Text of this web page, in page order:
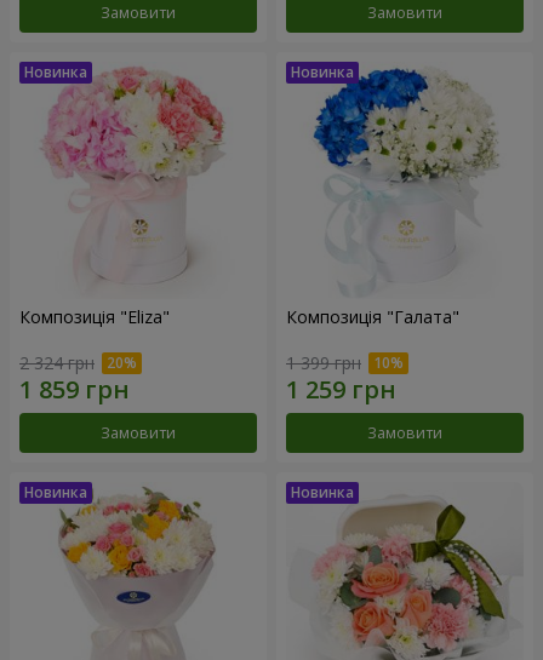
Замовити Замовити
Композиція "Eliza"
2 324 грн
Замовити
Композиція "Галата"
1 399 грн
Замовити